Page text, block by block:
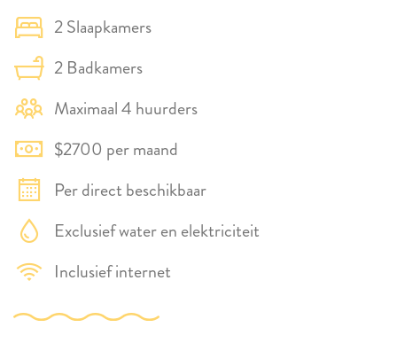
2 Slaapkamers
2 Badkamers
Maximaal 4 huurders
$2700 per maand
Per direct beschikbaar
Exclusief water en elektriciteit
Inclusief internet